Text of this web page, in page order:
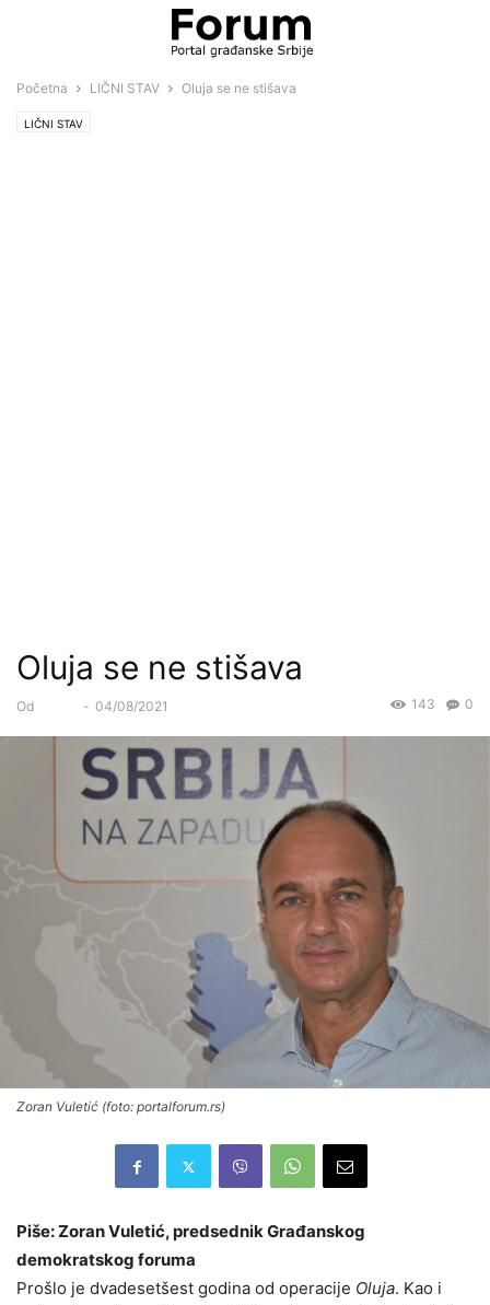
Početna LIČNI STAV Oluja se ne stišava
LIČNI STAV
Oluja se ne stišava
Od - 04/08/2021 0
143
Zoran Vuletić (foto: portalforum.rs)
Piše: Zoran Vuletić, predsednik Građanskog
demokratskog foruma
Prošlo je dvadesetšest godina od operacije Oluja. Kao i